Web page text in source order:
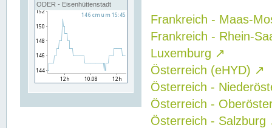
ODER - Eisenhüttenstadt
Frankreich - Maas-
Frankreich - Rhein-
Luxemburg ↗
Österreich (eHYD) ↗
Österreich -
Österreich -
Österreich - Salzburg